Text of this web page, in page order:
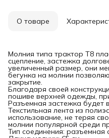
О товаре
Молния типа трактор Т8
сцепление, застежка
увеличенный размер, они
бегунка на молнии
закрытие.
Благодаря своей
пошиве верхней одежды,
Разъемная застежка будет
Текстильная лента из
использование, не теряя
молнии популярной среди
Тип соединения: разъемная